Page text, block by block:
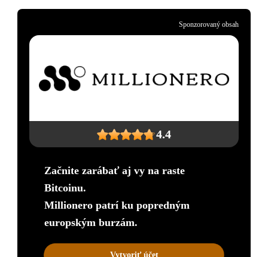
4.4
Začnite zarábať aj vy na raste
Bitcoinu.
Millionero patrí ku popredným
europským burzám.
Vytvoriť účet
Sponzorovaný obsah